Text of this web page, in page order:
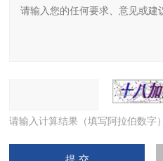
请输入计算结果（填写阿拉伯数字